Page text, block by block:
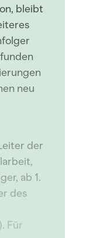
bleibt
neu
der
ab 1.
des
Für